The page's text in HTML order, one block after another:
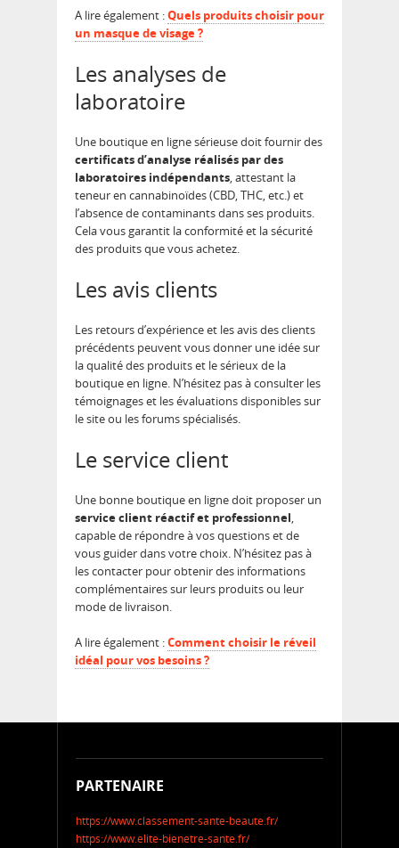
A lire également :Quels produits choisir pour
un masque de visage ?
Les analyses de
laboratoire
Une boutique en ligne sérieuse doit fournir des
certificats d’analyse réalisés par des
laboratoires indépendants, attestant la
teneur en cannabinoïdes (CBD, THC, etc.) et
l’absence de contaminants dans ses produits.
Cela vous garantit la conformité et la sécurité
des produits que vous achetez.
Les avis clients
Les retours d’expérience et les avis des clients
précédents peuvent vous donner une idée sur
la qualité des produits et le sérieux de la
boutique en ligne. N’hésitez pas à consulter les
témoignages et les évaluations disponibles sur
le site ou les forums spécialisés.
Le service client
Une bonne boutique en ligne doit proposer un
service client réactif et professionnel,
capable de répondre à vos questions et de
vous guider dans votre choix. N’hésitez pas à
les contacter pour obtenir des informations
complémentaires sur leurs produits ou leur
mode de livraison.
A lire également :Comment choisir le réveil
idéal pour vos besoins ?
PARTENAIRE
https://www.classement-sante-beaute.fr/
https://www.elite-bienetre-sante.fr/